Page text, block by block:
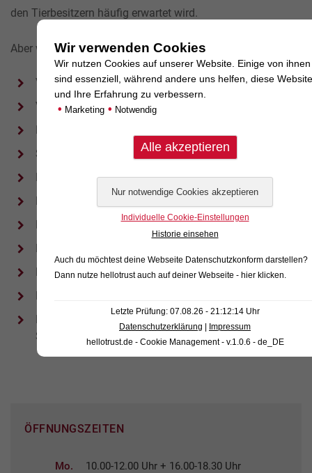
den Tierbesitzern häufig erwartet wird.
Aber woran erkenne ich dann Schmerzen an den Zähnen?
Verändertes Verhalten
Vermehrtes Schlafen
Meideverhalten bei härteren Kauartikeln
Speicheln
Einseitiges Kauen
Futter wieder fallen lassen
Rötungen oder Blutungen am Zahnfleisch
Langsameres Fressen
Reiben oder Kratzen mit der Pfote am Maul
Reiben der Schnauze am Boden
Rupfen von Fell an der Vorderbrust oder an der
Schulter
ÖFFNUNGSZEITEN
Mo.
10.00-12.00 Uhr + 16.00-18.30 Uhr
Wir verwenden Cookies
Wir nutzen Cookies auf unserer Website. Einige von ihnen
sind essenziell, während andere uns helfen, diese Website
und Ihre Erfahrung zu verbessern.
• Marketing • Notwendig
Individuelle Cookie-Einstellungen
Historie einsehen
Auch du möchtest deine Webseite Datenschutzkonform darstellen?
Dann nutze hellotrust auch auf deiner Webseite - hier klicken
Letzte Prüfung: 07.08.26 - 21:12:14 Uhr
Datenschutzerklärung | Impressum
hellotrust.de - Cookie Management - v.1.0.6 - de_DE